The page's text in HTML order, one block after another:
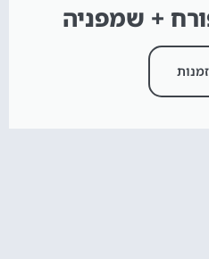
+ שמפניה